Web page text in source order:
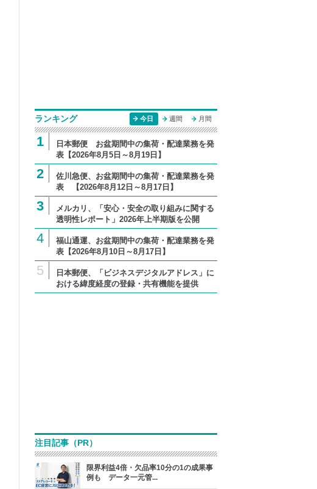
ランキング 今日 週間 月間
1
日本郵便 お盆期間中の集荷・配達業務を発
表【2026年8月5日～8月19日】
2
佐川急便、お盆期間中の集荷・配達業務を発
表 【2026年8月12日～8月17日】
3
メルカリ、「安心・安全の取り組みに関する
透明性レポート」2026年上半期版を公開
4
福山通運、お盆期間中の集荷・配達業務を発
表【2026年8月10日～8月17日】
5
日本郵便、「ビジネスデジタルアドレス」に
おける緯度経度の登録・共有機能を提供
注目記事（PR）
限界利益4倍・欠品率10分の1の成果事
例も データ一元管...